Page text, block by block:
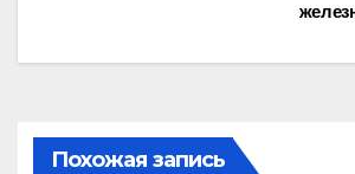
Похожая запись